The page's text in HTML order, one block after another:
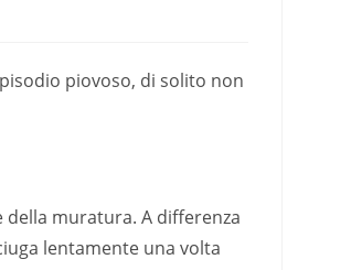
piovoso, di solito non
della muratura. A differenza
lentamente una volta